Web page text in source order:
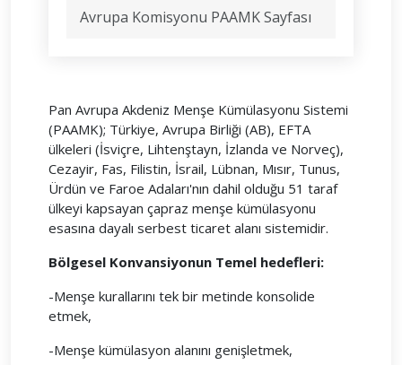
Avrupa Komisyonu PAAMK Sayfası
Pan Avrupa Akdeniz Menşe Kümülasyonu Sistemi
(PAAMK); Türkiye, Avrupa Birliği (AB), EFTA
ülkeleri (İsviçre, Lihtenştayn, İzlanda ve Norveç),
Cezayir, Fas, Filistin, İsrail, Lübnan, Mısır, Tunus,
Ürdün ve Faroe Adaları'nın dahil olduğu 51 taraf
ülkeyi kapsayan çapraz menşe kümülasyonu
esasına dayalı serbest ticaret alanı sistemidir.
Bölgesel Konvansiyonun Temel hedefleri:
-Menşe kurallarını tek bir metinde konsolide
etmek,
-Menşe kümülasyon alanını genişletmek,